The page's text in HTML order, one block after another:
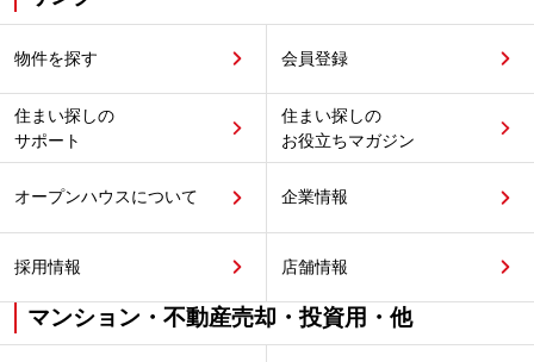
物件を探す 会員登録
住まい探しの
サポート
住まい探しの
お役立ちマガジン
オープンハウスについて 企業情報
採用情報 店舗情報
マンション・不動産売却・投資用・他